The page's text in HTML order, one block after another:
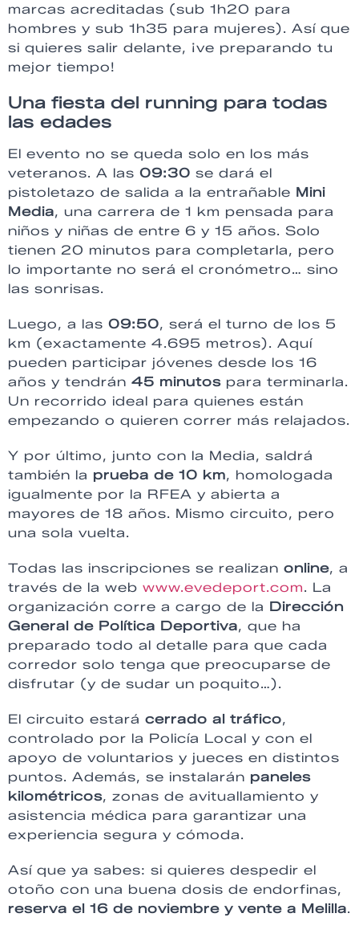
marcas acreditadas (sub 1h20 para
hombres y sub 1h35 para mujeres). Así que
si quieres salir delante, ¡ve preparando tu
mejor tiempo!
Una fiesta del running para todas
las edades
El evento no se queda solo en los más
veteranos. A las 09:30 se dará el
pistoletazo de salida a la entrañable Mini
Media, una carrera de 1 km pensada para
niños y niñas de entre 6 y 15 años. Solo
tienen 20 minutos para completarla, pero
lo importante no será el cronómetro… sino
las sonrisas.
Luego, a las 09:50, será el turno de los 5
km (exactamente 4.695 metros). Aquí
pueden participar jóvenes desde los 16
años y tendrán 45 minutos para terminarla.
Un recorrido ideal para quienes están
empezando o quieren correr más relajados.
Y por último, junto con la Media, saldrá
también la prueba de 10 km, homologada
igualmente por la RFEA y abierta a
mayores de 18 años. Mismo circuito, pero
una sola vuelta.
Todas las inscripciones se realizan online, a
través de la web www.evedeport.com. La
organización corre a cargo de la Dirección
General de Política Deportiva, que ha
preparado todo al detalle para que cada
corredor solo tenga que preocuparse de
disfrutar (y de sudar un poquito…).
El circuito estará cerrado al tráfico,
controlado por la Policía Local y con el
apoyo de voluntarios y jueces en distintos
puntos. Además, se instalarán paneles
kilométricos, zonas de avituallamiento y
asistencia médica para garantizar una
experiencia segura y cómoda.
Así que ya sabes: si quieres despedir el
otoño con una buena dosis de endorfinas,
reserva el 16 de noviembre y vente a Melilla.